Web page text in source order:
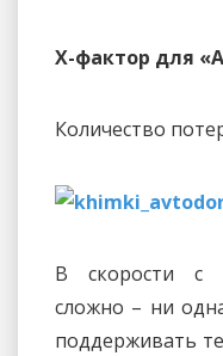
Х-фактор для
Количество
В скорости с
сложно – ни
поддерживать